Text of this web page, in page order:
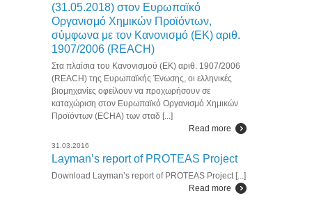
(31.05.2018) στον Ευρωπαϊκό
Οργανισμό Χημικών Προϊόντων,
σύμφωνα με τον Κανονισμό (ΕΚ) αριθ.
1907/2006 (REACH)
Στα πλαίσια του Κανονισμού (ΕΚ) αριθ. 1907/2006
(REACH) της Ευρωπαϊκής Ένωσης, οι ελληνικές
βιομηχανίες οφείλουν να προχωρήσουν σε
καταχώριση στον Ευρωπαϊκό Οργανισμό Χημικών
Προϊόντων (ECHA) των σταδ [...]
Read more
31.03.2016
Layman’s report of PROTEAS Project
Download Layman’s report of PROTEAS Project [...]
Read more